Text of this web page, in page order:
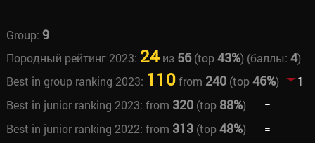
Group: 9
Породный рейтинг 2023: 24из 56(top43%) (баллы: 4)
Best in group ranking 2023: 110from 240(top46%)
1
Best in junior ranking 2023: from 320(top 88%)
=
Best in junior ranking 2022: from 313(top48%)
=